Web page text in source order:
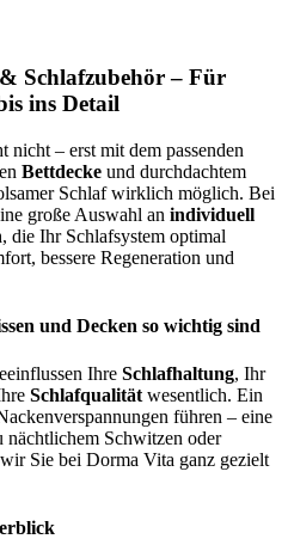
Schlafzubehör – Für
ins Detail
nicht – erst mit dem passenden
Bettdecke und durchdachtem
Schlaf wirklich möglich. Bei
große Auswahl an individuell
, die Ihr Schlafsystem optimal
bessere Regeneration und
und Decken so wichtig sind
Ihre Schlafhaltung, Ihr
Schlafqualität wesentlich. Ein
führen – eine
nächtlichem Schwitzen oder
Sie bei Dorma Vita ganz gezielt